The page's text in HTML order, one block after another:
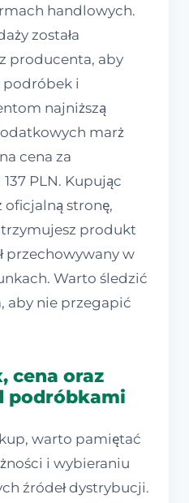
handlowych.
została
producenta, aby
i
najniższą
marż
cena za
PLN. Kupując
stronę,
produkt
przechowywany w
Warto śledzić
aby nie przegapić
cena oraz
podróbkami
warto pamiętać
i wybieraniu
źródeł dystrybucji.